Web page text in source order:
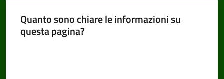
Quanto sono chiare le informazioni su
questa pagina?